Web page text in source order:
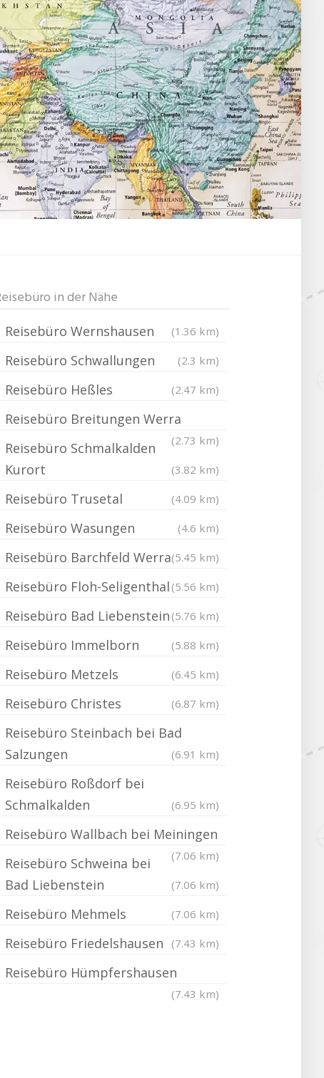
in der Nähe
Reisebüro Wernshausen (1.36 km)
Reisebüro Schwallungen (2.3 km)
Reisebüro Heßles (2.47 km)
Reisebüro Breitungen Werra
(2.73 km)
Reisebüro Schmalkalden
Kurort
(3.82 km)
Reisebüro Trusetal (4.09 km)
Reisebüro Wasungen (4.6 km)
Reisebüro Barchfeld Werra(5.45 km)
Reisebüro Floh-Seligenthal (5.56 km)
Reisebüro Bad Liebenstein (5.76 km)
Reisebüro Immelborn (5.88 km)
Reisebüro Metzels (6.45 km)
Reisebüro Christes (6.87 km)
Reisebüro Steinbach bei Bad
Salzungen
(6.91 km)
Reisebüro Roßdorf bei
Schmalkalden
(6.95 km)
Reisebüro Wallbach bei Meiningen
(7.06 km)
Reisebüro Schweina bei
Bad Liebenstein
(7.06 km)
Reisebüro Mehmels (7.06 km)
Reisebüro Friedelshausen (7.43 km)
Reisebüro Hümpfershausen
(7.43 km)